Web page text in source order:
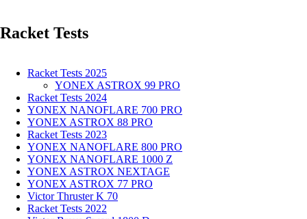
Racket Tests
Racket Tests 2025
YONEX ASTROX 99 PRO
Racket Tests 2024
YONEX NANOFLARE 700 PRO
YONEX ASTROX 88 PRO
Racket Tests 2023
YONEX NANOFLARE 800 PRO
YONEX NANOFLARE 1000 Z
YONEX ASTROX NEXTAGE
YONEX ASTROX 77 PRO
Victor Thruster K 70
Racket Tests 2022